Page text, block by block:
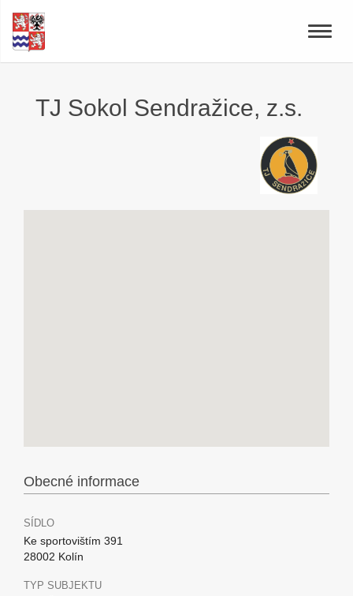
Toggle
TJ Sokol Sendražice, z.s.
Obecné informace
SÍDLO
Ke sportovištím 391
28002 Kolín
TYP SUBJEKTU